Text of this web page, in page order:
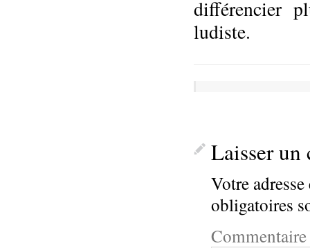
différencier
ludiste.
Laisser un
Votre
obligatoires
Commentaire